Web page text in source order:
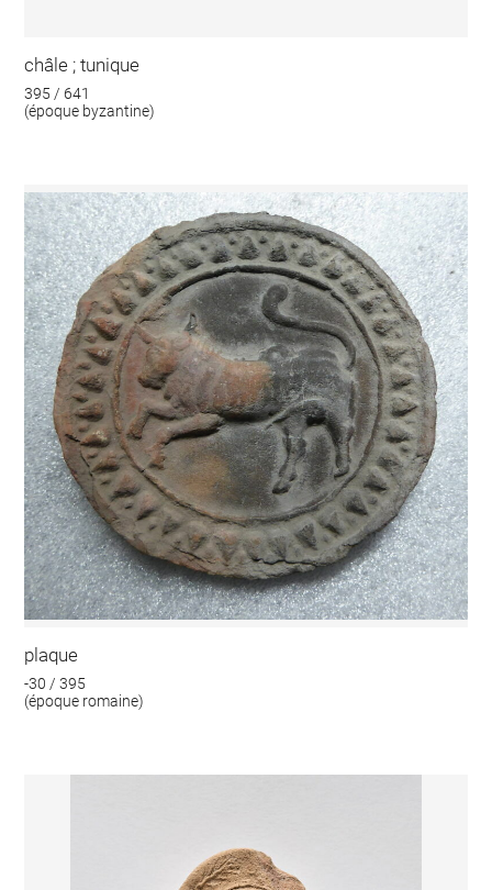
châle ; tunique
395 / 641
(époque byzantine)
plaque
-30 / 395
(époque romaine)